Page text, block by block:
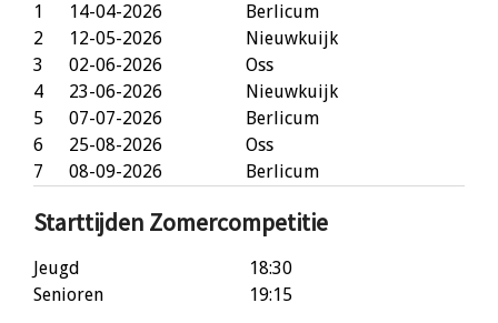
1
14-04-2026
Berlicum
2
12-05-2026
Nieuwkuijk
3
02-06-2026
Oss
4
23-06-2026
Nieuwkuijk
5
07-07-2026
Berlicum
6
25-08-2026
Oss
7
08-09-2026 Berlicum
Starttijden Zomercompetitie
Jeugd
18:30
Senioren
19:15